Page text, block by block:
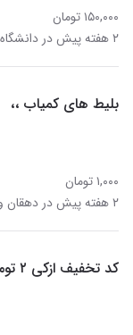
۱۵۰,۰۰۰ تومان
۲ هفته پیش در دانشگاه هنر تهران (پردیس کرج)
بلیط های کمیاب ،،
۱,۰۰۰ تومان
۲ هفته پیش در دهقان ویلا
کد تخفیف ازکی ۲ تومانی